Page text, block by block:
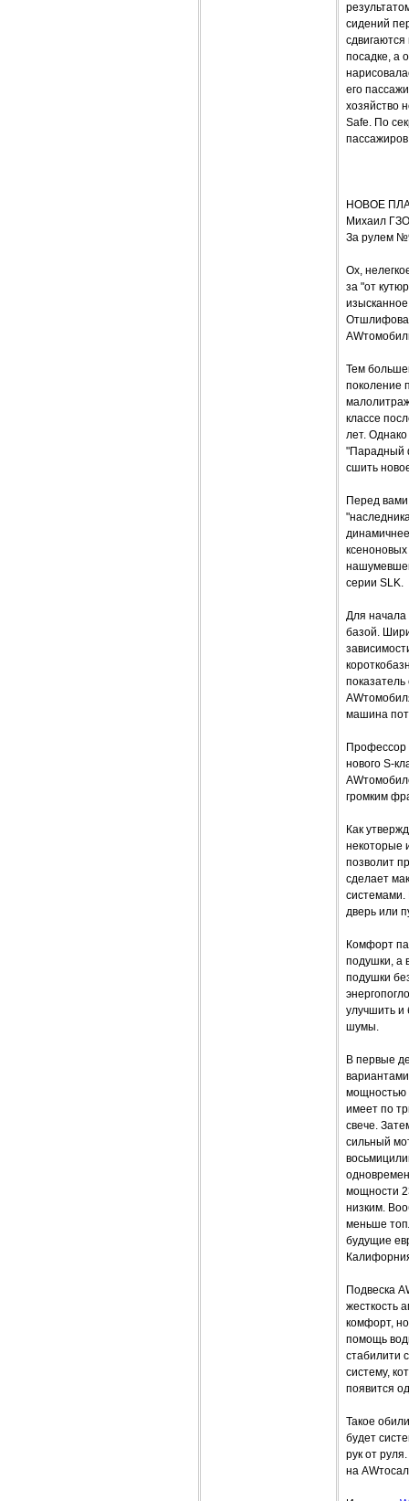
сидений
посадке, а
его
хозяйство
Safe. По
НОВОЕ
Михаил
За рулем
Ох,
за "от
Тем
поколение
классе
лет.
"Парадный
сшить
Перед вами
серии SLK.
Для начала
базой.
машина
Профессор
нового S-
громким
Как
некоторые
позволит
сделает
системами.
дверь или
Комфорт
подушки, а
подушки
улучшить и
шумы.
В первые
мощностью
имеет по
свече.
сильный
мощности
низким.
меньше
будущие
Подвеска
жесткость
комфорт,
помощь
стабилити
систему,
появится
Такое
будет
рук от
на